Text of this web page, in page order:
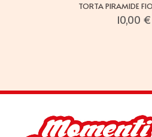
TORTA PIRAMIDE
10,00 €